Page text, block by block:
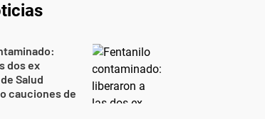
dos ex
Salud
cauciones de